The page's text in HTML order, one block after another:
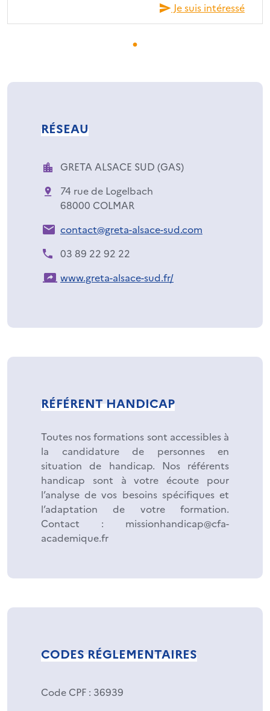
Je suis intéressé
RÉSEAU
GRETA ALSACE SUD (GAS)
74 rue de Logelbach
68000 COLMAR
contact@greta-alsace-sud.com
03 89 22 92 22
www.greta-alsace-sud.fr/
RÉFÉRENT HANDICAP
Toutes nos formations sont accessibles à
la candidature de personnes en
situation de handicap. Nos référents
handicap sont à votre écoute pour
l’analyse de vos besoins spécifiques et
l’adaptation de votre formation.
Contact : missionhandicap@cfa-
academique.fr
CODES RÉGLEMENTAIRES
Code CPF : 36939